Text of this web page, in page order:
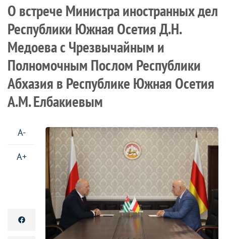
О встрече Министра иностранных дел
Республики Южная Осетия Д.Н.
Медоева с Чрезвычайным и
Полномочным Послом Республики
Абхазия в Республике Южная Осетия
А.М. Елбакиевым
A-
A+